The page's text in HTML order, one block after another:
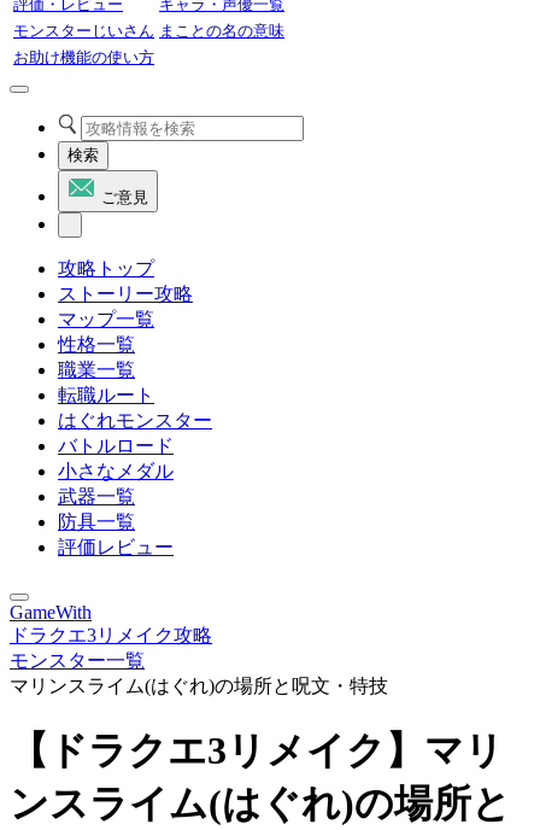
評価・レビュー
キャラ・声優一覧
モンスターじいさん まことの名の意味
お助け機能の使い方
検索
ご意見
攻略トップ
ストーリー攻略
マップ一覧
性格一覧
職業一覧
転職ルート
はぐれモンスター
バトルロード
小さなメダル
武器一覧
防具一覧
評価レビュー
GameWith
ドラクエ3リメイク攻略
モンスター一覧
マリンスライム(はぐれ)の場所と呪文・特技
【ドラクエ3リメイク】マリ
ンスライム(はぐれ)の場所と